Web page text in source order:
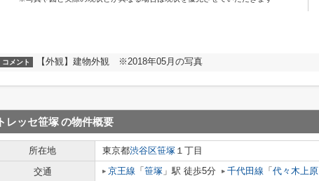
コメント 【外観】建物外観 ※2018年05月の写真
トレッセ笹塚の物件概要
所在地 東京都渋谷区笹塚 １丁目
交通
京王線 「 笹塚 」駅 徒歩5分 千代田線 「 代々木上原